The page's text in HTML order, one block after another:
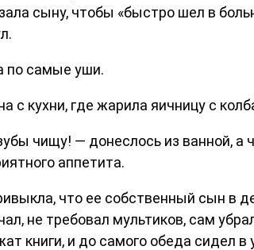
сыну, чтобы «быстро шел в
по самые уши.
с кухни, где жарила яичницу с
чищу! — донеслось из ванной,
аппетита.
что ее собственный сын в
не требовал мультиков, сам
книги, и до самого обеда сидел